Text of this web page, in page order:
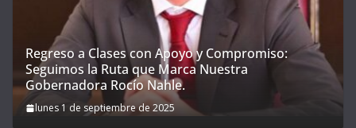
Regreso a Clases con Apoyo y Compromiso:
Seguimos la Ruta que Marca Nuestra
Gobernadora Rocío Nahle.
lunes 1 de septiembre de 2025